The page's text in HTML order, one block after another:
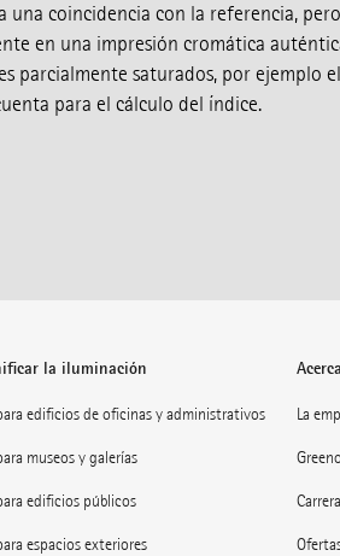
una coincidencia con la referencia,
en una impresión cromática
parcialmente saturados, por ejemplo
para el cálculo del índice.
la iluminación
edificios de oficinas y administrativos
museos y galerías
edificios públicos
espacios exteriores
La